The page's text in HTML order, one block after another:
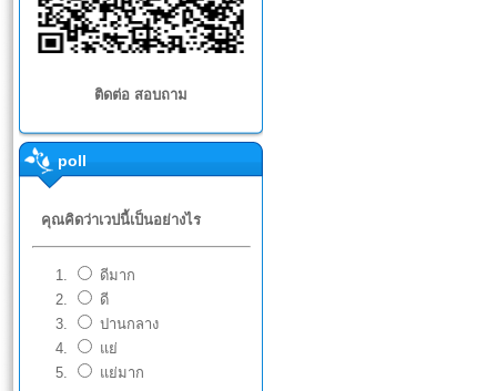
ติดต่อ สอบถาม
poll
คุณคิดว่าเวปนี้เป็นอย่างไร
ดีมาก
ดี
ปานกลาง
แย่
แย่มาก